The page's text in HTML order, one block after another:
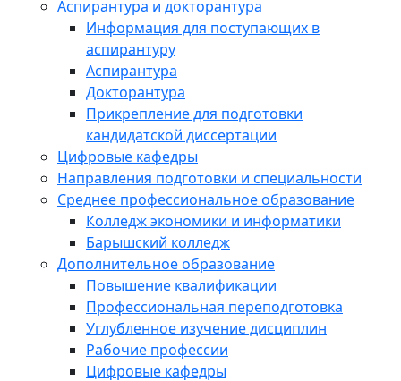
Аспирантура и докторантура
Информация для поступающих в
аспирантуру
Аспирантура
Докторантура
Прикрепление для подготовки
кандидатской диссертации
Цифровые кафедры
Направления подготовки и специальности
Среднее профессиональное образование
Колледж экономики и информатики
Барышский колледж
Дополнительное образование
Повышение квалификации
Профессиональная переподготовка
Углубленное изучение дисциплин
Рабочие профессии
Цифровые кафедры